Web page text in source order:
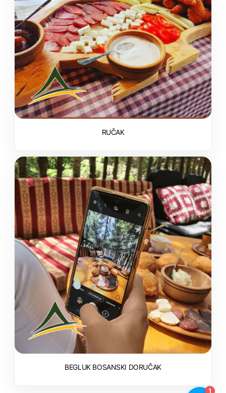
RUČAK
BEGLUK BOSANSKI DORUČAK